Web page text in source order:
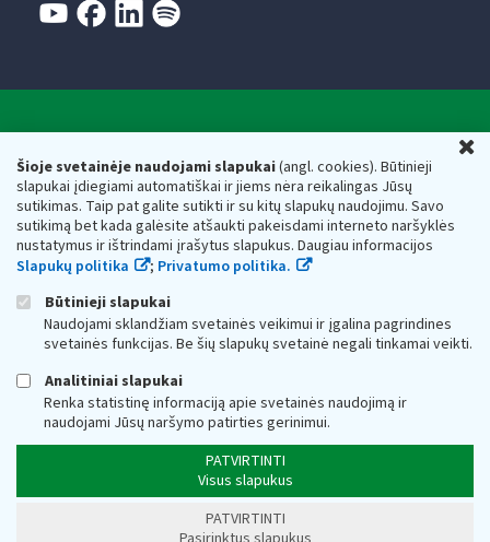
Šioje svetainėje naudojami slapukai(angl. cookies). Būtinieji
slapukai įdiegiami automatiškai ir jiems nėra reikalingas Jūsų
sutikimas. Taip pat galite sutikti ir su kitų slapukų naudojimu. Savo
sutikimą bet kada galėsite atšaukti pakeisdami interneto naršyklės
nustatymus ir ištrindami įrašytus slapukus. Daugiau informacijos
Slapukų politika
; Privatumo politika.
Būtinieji slapukai
Naudojami sklandžiam svetainės veikimui ir įgalina pagrindines
svetainės funkcijas. Be šių slapukų svetainė negali tinkamai veikti.
Analitiniai slapukai
Renka statistinę informaciją apie svetainės naudojimą ir
naudojami Jūsų naršymo patirties gerinimui.
PATVIRTINTI
Visus slapukus
PATVIRTINTI
Respublikos finansų ministerijos
Biudžetinė įstaiga. Juridinio asmens kodas — 188659752,
adresas: Vasario 16-osios g. 14, 01107 Vilnius, Lietuva, el.paštas:
vmi@vmi.lt, E. pristatymo dėžutės adresas 188659752
Duomenys apie Valstybinę mokesčių inspekciją prie Lietuvos
Respublikos finansų ministerijos kaupiami ir saugomi Juridinių